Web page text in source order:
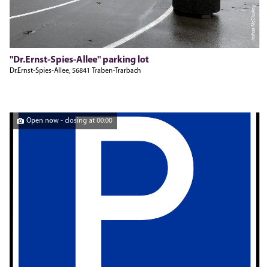
Joshua McCluskey
"Dr.Ernst-Spies-Allee" parking lot
Dr.Ernst-Spies-Allee, 56841 Traben-Trarbach
Open now - closing at 00:00